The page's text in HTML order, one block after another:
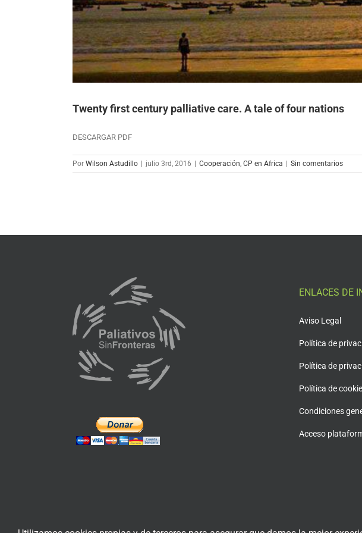
Twenty first century palliative care. A tale of four nations
DESCARGAR PDF
Por Wilson Astudillo | julio 3rd, 2016 | Cooperación CP en Africa | Sin comentarios
ENLACES DE
Aviso Legal
Política de
Política de
Política de
Condiciones
Acceso